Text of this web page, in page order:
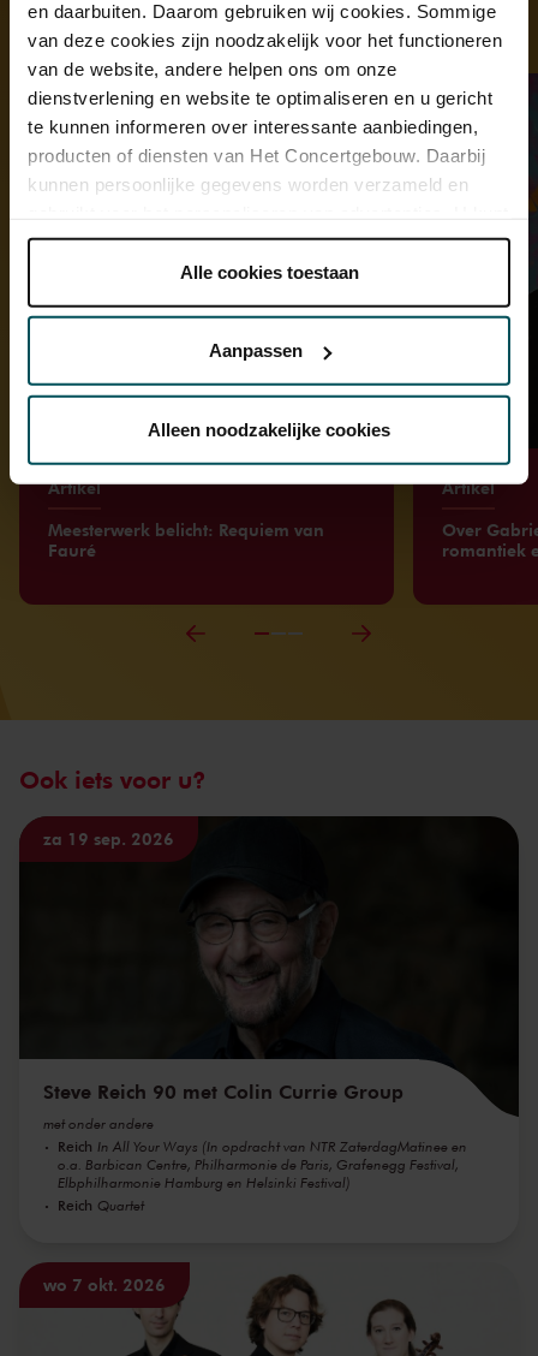
en daarbuiten. Daarom gebruiken wij cookies. Sommige
van deze cookies zijn noodzakelijk voor het functioneren
van de website, andere helpen ons om onze
dienstverlening en website te optimaliseren en u gericht
te kunnen informeren over interessante aanbiedingen,
producten of diensten van Het Concertgebouw. Daarbij
kunnen persoonlijke gegevens worden verzameld en
onder 'aanpassen' zelf welke cookies wij mogen
Lees onze cookieverklaring hier. Lees onze
Via decookieverklaringop onze website kunt u uw
kunnen ontvangen en verwerken.
Alle cookies toestaan
Aanpassen
Alleen noodzakelijke cookies
Ontdek meer
Artikel
Meesterwerk belicht: Requiem van
Fauré
Artikel
Over
romantiek
Ook iets voor u?
za 19 sep. 2026
Steve Reich 90 met Colin Currie Group
met onder andere
Reich In All Your Ways (In opdracht van NTR ZaterdagMatinee en
o.a. Barbican Centre, Philharmonie de Paris, Grafenegg Festival,
Elbphilharmonie Hamburg en Helsinki Festival)
Reich Quartet
wo 7 okt. 2026